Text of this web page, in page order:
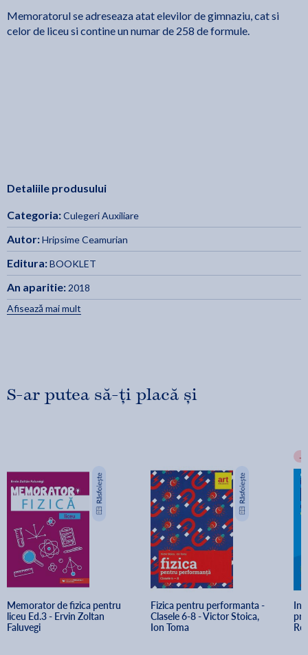
Memoratorul se adreseaza atat elevilor de gimnaziu, cat si
celor de liceu si contine un numar de 258 de formule.
Detaliile produsului
Categoria:Culegeri Auxiliare
Autor:Hripsime Ceamurian
Editura:BOOKLET
An aparitie: 2018
Afisează mai mult
S-ar putea să-ți placă și
Memorator de fizica pentru
liceu Ed.3 - Ervin Zoltan
Faluvegi
Fizica pentru performanta -
Clasele 6-8 - Victor Stoica,
Ion Toma
-